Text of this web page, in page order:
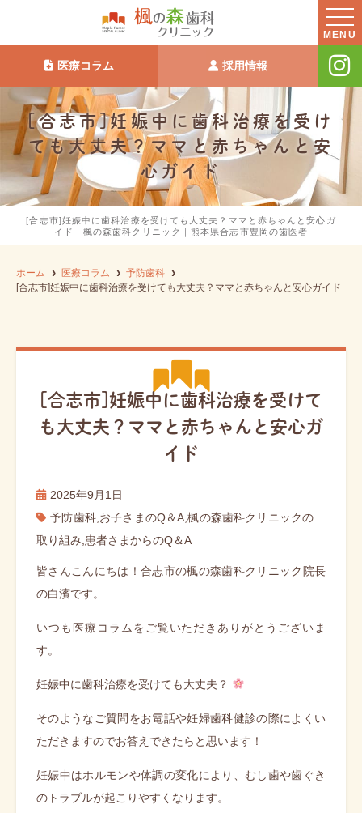
MENU
[合志市]妊娠中に歯科治療を受け
ても大丈夫？ママと赤ちゃんと安
心ガイド
[合志市]妊娠中に歯科治療を受けても大丈夫？ママと赤ちゃんと安心ガ
イド｜楓の森歯科クリニック｜熊本県合志市豊岡の歯医者
医療コラム 採用情報
ホーム 医療コラム
予防歯科
[合志市]妊娠中に歯科治療を受けても大丈夫？ママと赤ちゃんと安心ガイド
[合志市]妊娠中に歯科治療を受けて
も大丈夫？ママと赤ちゃんと安心ガ
イド
2025年9月1日
予防歯科, お子さまのQ＆A ,楓の森歯科クリニックの
取り組み 患者さまからのQ＆A
皆さんこんにちは！合志市の楓の森歯科クリニック院長
の白濱です。
いつも医療コラムをご覧いただきありがとうございま
す。
妊娠中に歯科治療を受けても大丈夫？
そのようなご質問をお電話や妊婦歯科健診の際によくい
ただきますのでお答えできたらと思います！
妊娠中はホルモンや体調の変化により、むし歯や歯ぐき
のトラブルが起こりやすくなります。